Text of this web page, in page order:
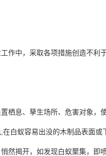
作中，采取各项措施创造不利
息、孳生场所、危害对象，
白蚁容易出没的木制品表面
揭开，如发现白蚁聚集，即